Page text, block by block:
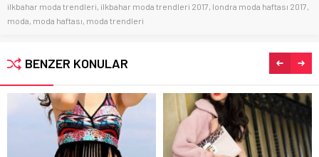
ilkbahar moda trendleri, ilkbahar moda trendleri 2017, londra moda haftası 2017,
moda, moda haftası, moda trendleri
BENZER KONULAR